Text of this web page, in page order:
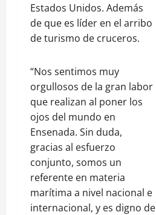
Estados Unidos. Además
de que es líder en el arribo
de turismo de cruceros.
“Nos sentimos muy
orgullosos de la gran labor
que realizan al poner los
ojos del mundo en
Ensenada. Sin duda,
gracias al esfuerzo
conjunto, somos un
referente en materia
marítima a nivel nacional e
internacional, y es digno de